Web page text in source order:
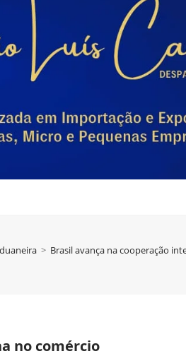
> Brasil avança na cooperação
no comércio